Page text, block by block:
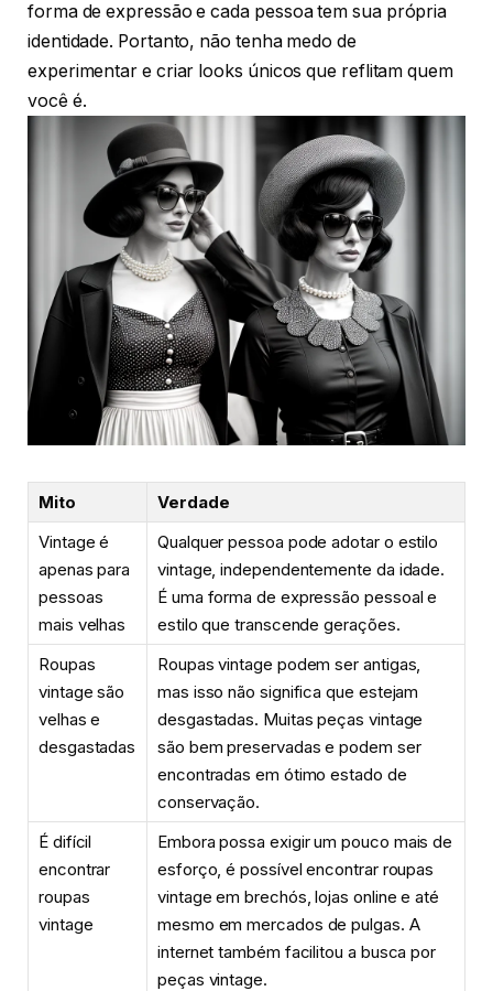
forma de expressão e cada pessoa tem sua própria
identidade. Portanto, não tenha medo de
experimentar e criar looks únicos que reflitam quem
você é.
Mito
Verdade
Vintage é
apenas para
pessoas
mais velhas
Qualquer pessoa pode adotar o estilo
vintage, independentemente da idade.
É uma forma de expressão pessoal e
estilo que transcende gerações.
Roupas
vintage são
velhas e
desgastadas
Roupas vintage podem ser antigas,
mas isso não significa que estejam
desgastadas. Muitas peças vintage
são bem preservadas e podem ser
encontradas em ótimo estado de
conservação.
É difícil
encontrar
roupas
vintage
Embora possa exigir um pouco mais de
esforço, é possível encontrar roupas
vintage em brechós, lojas online e até
mesmo em mercados de pulgas. A
internet também facilitou a busca por
peças vintage.